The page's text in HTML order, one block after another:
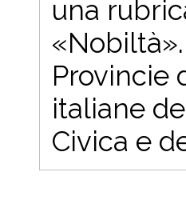
una
Provincie
italiane
Civica e